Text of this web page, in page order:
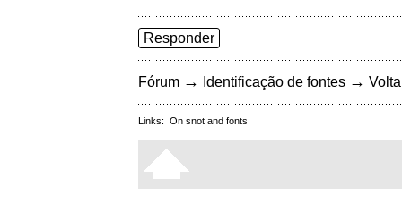
Responder
Fórum → Identificação de fontes →
Links: On snot and fonts